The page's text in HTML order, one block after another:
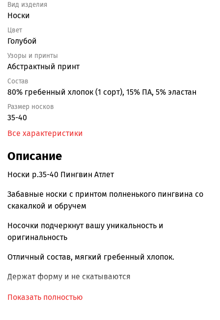
Вид изделия
Носки
Цвет
Голубой
Узоры и принты
Абстрактный принт
Состав
80% гребенный хлопок (1 сорт), 15% ПА, 5% эластан
Размер носков
35-40
Все характеристики
Описание
Носки р.35-40 Пингвин Атлет
Забавные носки с принтом полненького пингвина со
скакалкой и обручем
Носочки подчеркнут вашу уникальность и
оригинальность
Отличный состав, мягкий гребенный хлопок.
Держат форму и не скатываются
Всесезонные.
Показать полностью